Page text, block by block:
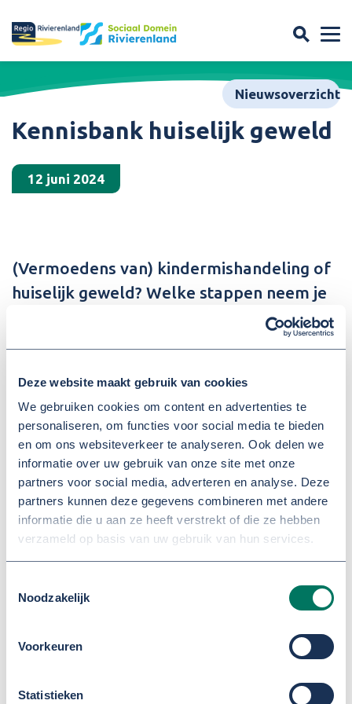
Deze website maakt gebruik van cookies
We gebruiken cookies om content en advertenties te
personaliseren, om functies voor social media te bieden
en om ons websiteverkeer te analyseren. Ook delen we
informatie over uw gebruik van onze site met onze
partners voor social media, adverteren en analyse. Deze
partners kunnen deze gegevens combineren met andere
informatie die u aan ze heeft verstrekt of die ze hebben
verzameld op basis van uw gebruik van hun services.
Noodzakelijk
Voorkeuren
Statistieken
Nieuwsoverzicht
Kennisbank huiselijk geweld
12 juni 2024
(Vermoedens van) kindermishandeling of
huiselijk geweld? Welke stappen neem je
ondersteunen? Welke tools/kennis is er
Kindermishandelingverzamelen we
antwoorden op al dit soort vragen.
Huiselijk geweld en kindermishandeling is een
groot persoonlijk en maatschappelijk probleem
en complex om te doorbreken. Dat kan alleen
als we goed samenwerken.
Zuid werken daarom samen in de aanpak van
huiselijk geweld en kindermishandeling. Jantien